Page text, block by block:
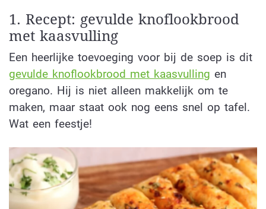
1. Recept: gevulde knoflookbrood
met kaasvulling
Een heerlijke toevoeging voor bij de soep is dit
gevulde knoflookbrood met kaasvulling en
oregano. Hij is niet alleen makkelijk om te
maken, maar staat ook nog eens snel op tafel.
Wat een feestje!